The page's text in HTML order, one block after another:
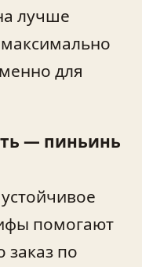
лучше
максимально
для
— пиньинь
помогают
заказ по